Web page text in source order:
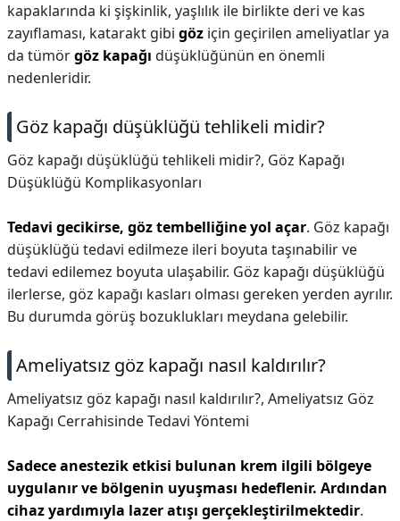
kapaklarında ki şişkinlik, yaşlılık ile birlikte deri ve kas
zayıflaması, katarakt gibi göz için geçirilen ameliyatlar ya
da tümörgöz kapağı düşüklüğünün en önemli
nedenleridir.
Göz kapağı düşüklüğü tehlikeli midir?
Göz kapağı düşüklüğü tehlikeli midir?, Göz Kapağı
Düşüklüğü Komplikasyonları
Tedavi gecikirse, göz tembelliğine yol açar. Göz kapağı
düşüklüğü tedavi edilmeze ileri boyuta taşınabilir ve
tedavi edilemez boyuta ulaşabilir. Göz kapağı düşüklüğü
ilerlerse, göz kapağı kasları olması gereken yerden ayrılır.
Bu durumda görüş bozuklukları meydana gelebilir.
Ameliyatsız göz kapağı nasıl kaldırılır?
Ameliyatsız göz kapağı nasıl kaldırılır?, Ameliyatsız Göz
Kapağı Cerrahisinde Tedavi Yöntemi
Sadece anestezik etkisi bulunan krem ilgili bölgeye
uygulanır ve bölgenin uyuşması hedeflenir. Ardından
cihaz yardımıyla lazer atışı gerçekleştirilmektedir.